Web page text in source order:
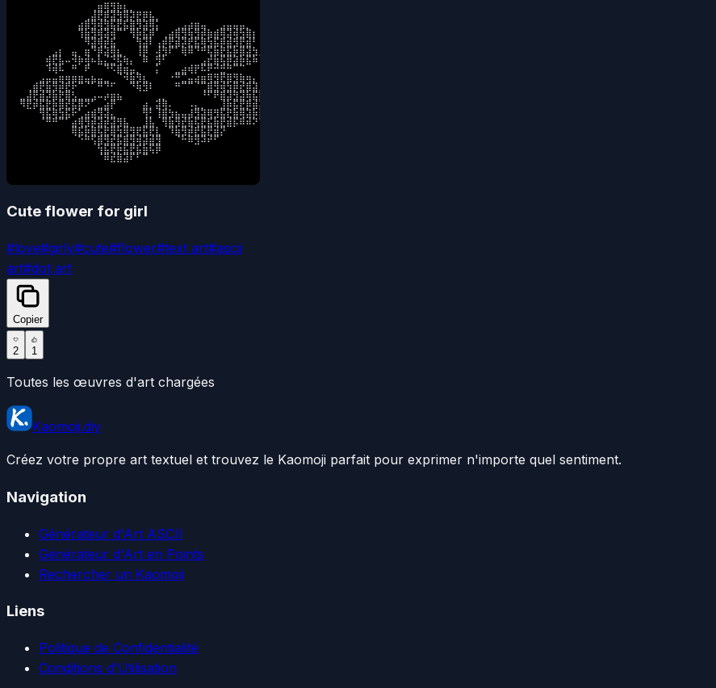
⠀⠀⠀⠀⠀⠀⠀⠀⠀⠀⠀⢀⣶⢿⣻⡷⣆⡀⠀⠀⠀⠀⠀⠀⠀⠀⠀⠀⠀⠀⠀⠀⠀⠀⠀⠀⠀⠀⠀
⠀⠀⠀⠀⠀⠀⠀⠀⠀⠀⢀⣼⣟⡿⣽⣻⢿⡽⣟⡿⣧⡀⠀⠀⠀⠀⠀⠀⠀⠀⠀⠀⠀⠀⠀⠀⠀⠀⠀
⠀⠀⠀⠀⠀⠀⠀⠀⠀⣴⣿⣻⢾⣻⣯⣟⣯⣿⣻⣽⢿⡅⠀⠀⢀⣠⣴⣶⣤⠀⠀⣠⣤⣤⣤⡀⠀⠀⠀
⠀⠀⠀⠀⠀⠀⠀⠀⠀⢹⣷⣻⢿⣽⢾⠉⠁⢻⡷⣯⡿⠁⢀⣴⣿⣻⢷⣻⡾⣷⣾⢿⣽⢾⣳⣿⡆⠀⠀
⠀⠀⠀⠀⠀⠀⠀⠀⠀⠀⠻⣽⢿⡾⣯⠀⠀⠀⢻⣽⠇⢠⡾⣟⣾⡽⣟⣯⢿⣳⣯⡿⣾⣻⣟⣾⠃⠀⠀
⠀⠀⠀⠀⠀⣠⡆⠀⣤⠀⣶⠙⡿⣽⢿⣆⠀⠀⢸⡿⠀⢼⣻⠏⠁⢿⠿⠙⠛⢯⣷⣟⣯⡷⣿⣽⣳⡀⠀
⠀⠀⠀⠀⢾⣟⣧⠤⠺⡷⢾⠦⣧⣌⣙⢯⢷⡄⠀⠿⠀⣻⠃⠀⠀⠀⠀⠀⣠⣞⣷⢯⡿⣽⡷⣯⠷⠀⠀
⠀⠀⠀⠀⠹⢾⠧⠀⠛⠀⠟⠀⠀⠙⠫⣿⣶⣤⡀⠀⠀⡅⠀⠀⣀⣴⢾⡟⠯⠟⠚⣛⠛⠉⠉⠀⠀⠀⠀
⠀⠀⠀⣠⣤⣤⣶⢶⣶⣶⣤⣦⣤⣀⠀⠈⠺⣷⣻⣆⠀⠀⠀⠐⠛⣉⣤⣴⣶⢿⣻⣟⣿⣻⣷⢶⡄⠀⠀
⠀⢀⣾⣟⣷⣻⡾⣟⠗⠉⠈⠁⠛⠙⠋⠀⠀⠙⢷⣻⠇⠀⠀⠀⠛⠉⠉⠈⢉⣿⣻⢾⣳⡿⣞⣿⣽⡀⠀
⣀⣼⣟⣾⡽⣷⣟⣿⣣⣀⣀⣠⠤⡴⣶⣦⠀⠀⠀⠀⠀⢀⡀⠀⠀⠀⠀⠀⠘⠋⠟⣿⣽⣻⣽⢷⣯⣧⡀
⠻⣟⡾⣯⣟⡷⣿⣞⣯⡿⠝⠁⣀⣴⡟⠀⠀⠀⠀⣴⡀⣽⢿⠄⠀⠀⠠⣄⡀⠀⠀⣸⡷⣯⣟⡿⣾⡽⣿
⠀⠀⠀⢻⣯⢿⣳⣯⠗⢁⣴⣾⣻⣽⣄⠀⠀⠀⠀⢻⡃⢸⣿⣳⣦⣤⣼⣻⣽⢿⣻⣯⣟⣷⢿⣽⡷⣟⠏
⠀⠀⠀⠈⠛⠛⠉⠁⣴⢿⣻⡾⣽⡾⣽⣻⣧⠀⠀⣸⣧⠀⢻⣷⣻⣞⣷⢯⣟⣯⣷⣟⣾⡯⠿⠾⠝⠉⠀
⠀⠀⠀⠀⠀⠀⠀⠀⢿⣯⡷⣿⢯⣟⣿⣳⢿⣻⣟⣯⣟⣇⠀⠹⣷⣻⡾⣟⣯⣟⣾⡝⠀⠀⠀⠀⠀⠀⠀
⠀⠀⠀⠀⠀⠀⠀⠀⠀⠑⠛⢫⣿⣻⣞⣯⣿⣻⢾⣽⣾⣻⠀⠀⠈⠓⠿⣻⠽⠞⠋⠀⠀⠀⠀⠀⠀⠀⠀
⠀⠀⠀⠀⠀⠀⠀⠀⠀⠀⠀⠀⢳⣯⣟⡷⣯⣟⣯⣷⢯⡿⠀⠀⠀⠀⠀⠀⠀⠀⠀⠀⠀⠀⠀⠀⠀⠀⠀
⠀⠀⠀⠀⠀⠀⠀⠀⠀⠀⠀⠀⠈⠿⣞⣿⣽⠏⠃⠉⠀⠀⠀⠀⠀⠀⠀⠀⠀⠀⠀⠀⠀⠀⠀⠀⠀⠀⠀
Cute flower for girl
#love#girly#cute#flower#text art#ascii
art#dot art
Copier
2 1
Toutes les œuvres d'art chargées
Kaomoji.diy
Créez votre propre art textuel et trouvez le Kaomoji parfait pour exprimer n'importe quel sentiment.
Navigation
Générateur d'Art ASCII
Générateur d'Art en Points
Rechercher un Kaomoji
Liens
Politique de Confidentialité
Conditions d'Utilisation